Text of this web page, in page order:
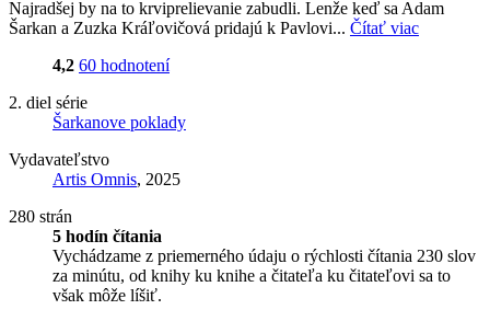
Najradšej by na to krviprelievanie zabudli. Lenže keď sa Adam
Šarkan a Zuzka Kráľovičová pridajú k Pavlovi... Čítať viac
4,2 60 hodnotení
2. diel série
Šarkanove poklady
Vydavateľstvo
Artis Omnis, 2025
280 strán
5 hodín čítania
Vychádzame z priemerného údaju o rýchlosti čítania 230 slov
za minútu, od knihy ku knihe a čitateľa ku čitateľovi sa to
však môže líšiť.